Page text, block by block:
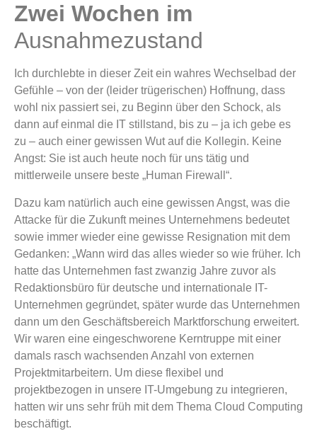
Zwei Wochen im
Ausnahmezustand
Ich durchlebte in dieser Zeit ein wahres Wechselbad der
Gefühle – von der (leider trügerischen) Hoffnung, dass
wohl nix passiert sei, zu Beginn über den Schock, als
dann auf einmal die IT stillstand, bis zu – ja ich gebe es
zu – auch einer gewissen Wut auf die Kollegin. Keine
Angst: Sie ist auch heute noch für uns tätig und
mittlerweile unsere beste „Human Firewall“.
Dazu kam natürlich auch eine gewissen Angst, was die
Attacke für die Zukunft meines Unternehmens bedeutet
sowie immer wieder eine gewisse Resignation mit dem
Gedanken: „Wann wird das alles wieder so wie früher. Ich
hatte das Unternehmen fast zwanzig Jahre zuvor als
Redaktionsbüro für deutsche und internationale IT-
Unternehmen gegründet, später wurde das Unternehmen
dann um den Geschäftsbereich Marktforschung erweitert.
Wir waren eine eingeschworene Kerntruppe mit einer
damals rasch wachsenden Anzahl von externen
Projektmitarbeitern. Um diese flexibel und
projektbezogen in unsere IT-Umgebung zu integrieren,
hatten wir uns sehr früh mit dem Thema Cloud Computing
beschäftigt.